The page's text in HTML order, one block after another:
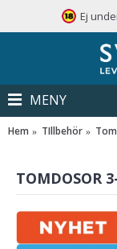
Ej
MENY
Hem TIllbehör
TOMDOSOR